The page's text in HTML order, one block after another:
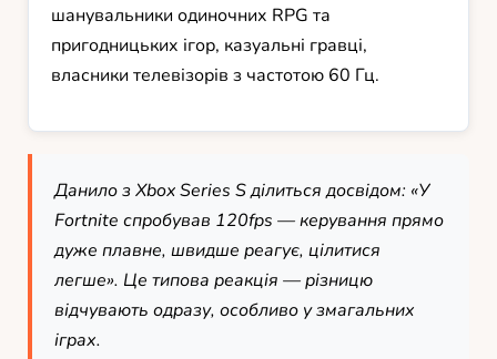
шанувальники одиночних RPG та
пригодницьких ігор, казуальні гравці,
власники телевізорів з частотою 60 Гц.
Данило з Xbox Series S ділиться досвідом: «У
Fortnite спробував 120fps — керування прямо
дуже плавне, швидше реагує, цілитися
легше». Це типова реакція — різницю
відчувають одразу, особливо у змагальних
іграх.